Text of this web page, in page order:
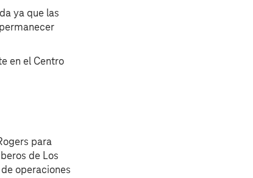
ya que las
en el Centro
para
de Los
operaciones